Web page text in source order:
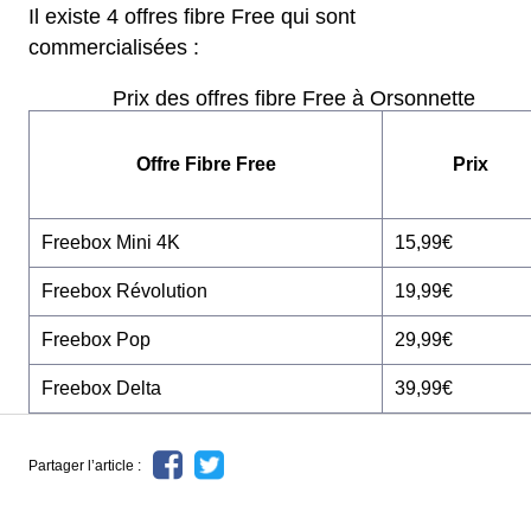
Il existe 4 offres fibre Free qui sont
commercialisées :
Prix des offres fibre Free à Orsonnette
Offre Fibre Free Prix
Freebox Mini 4K 15,99€
Freebox Révolution 19,99€
Freebox Pop 29,99€
Freebox Delta 39,99€
Partager l’article :